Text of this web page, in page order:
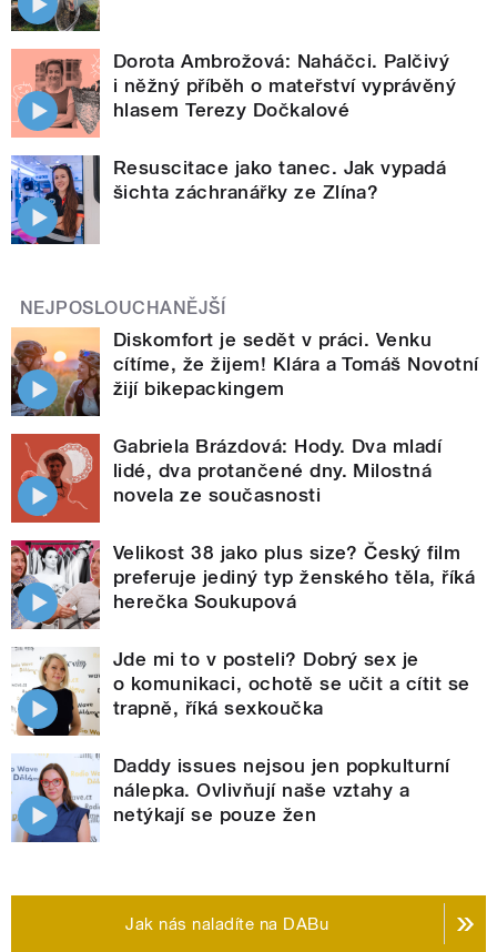
Dorota Ambrožová: Naháčci. Palčivý
i něžný příběh o mateřství vyprávěný
hlasem Terezy Dočkalové
Resuscitace jako tanec. Jak vypadá
šichta záchranářky ze Zlína?
NEJPOSLOUCHANĚJŠÍ
Diskomfort je sedět v práci. Venku
cítíme, že žijem! Klára a Tomáš Novotní
žijí bikepackingem
Gabriela Brázdová: Hody. Dva mladí
lidé, dva protančené dny. Milostná
novela ze současnosti
Velikost 38 jako plus size? Český film
preferuje jediný typ ženského těla, říká
herečka Soukupová
Jde mi to v posteli? Dobrý sex je
o komunikaci, ochotě se učit a cítit se
trapně, říká sexkoučka
Daddy issues nejsou jen popkulturní
nálepka. Ovlivňují naše vztahy a
netýkají se pouze žen
Jak nás naladíte na DABu